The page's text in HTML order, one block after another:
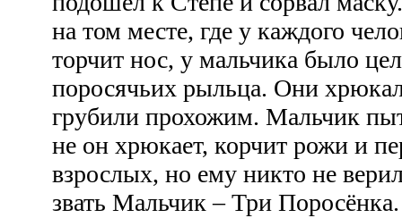
на том месте, где у каждого
торчит нос, у мальчика было
поросячьих рыльца. Они
грубили прохожим. Мальчик
не он хрюкает, корчит рожи и
взрослых, но ему никто не
звать Мальчик – Три